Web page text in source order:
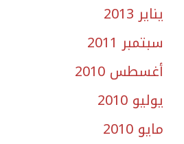
يناير 2013
سبتمبر 2011
أغسطس 2010
يوليو 2010
مايو 2010